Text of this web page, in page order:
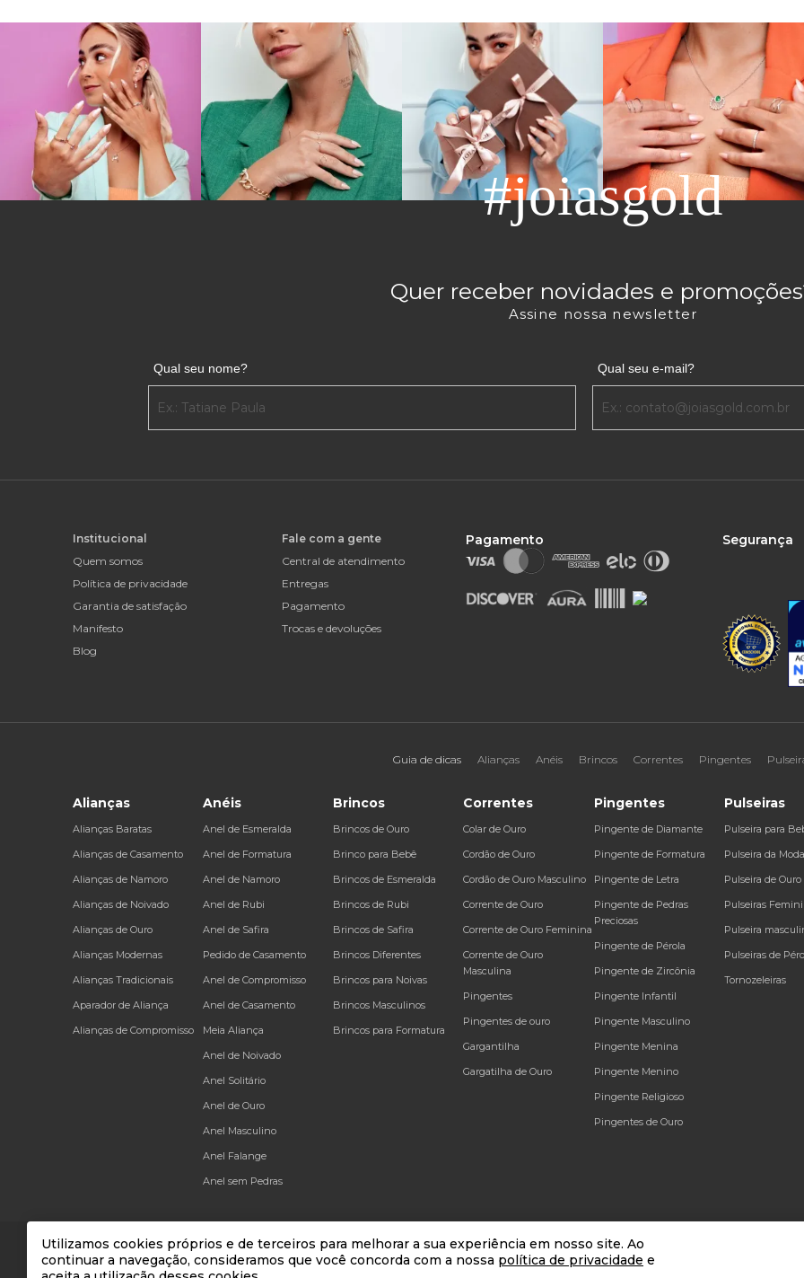
Utilizamos cookies próprios e de terceiros para melhorar a sua experiência em nosso site. Ao
continuar a navegação, consideramos que você concorda com a nossa política de privacidade e
#joiasgold
Quer receber novidades e
Assine nossa newsletter
Qual seu nome? Qual seu e-mail?
Institucional
Quem somos
Política de privacidade
Garantia de satisfação
Manifesto
Blog
Fale com a gente
Central de atendimento
Entregas
Pagamento
Trocas e devoluções
Pagamento Segurança
Guia de dicas Alianças Anéis Brincos Correntes Pingentes
Alianças
Alianças Baratas
Alianças de Casamento
Alianças de Namoro
Alianças de Noivado
Alianças de Ouro
Alianças Modernas
Alianças Tradicionais
Aparador de Aliança
Alianças de Compromisso
Anéis
Anel de Esmeralda
Anel de Formatura
Anel de Namoro
Anel de Rubi
Anel de Safira
Pedido de Casamento
Anel de Compromisso
Anel de Casamento
Meia Aliança
Anel de Noivado
Anel Solitário
Anel de Ouro
Anel Masculino
Anel Falange
Anel sem Pedras
Brincos
Brincos de Ouro
Brinco para Bebê
Brincos de Esmeralda
Brincos de Rubi
Brincos de Safira
Brincos Diferentes
Brincos para Noivas
Brincos Masculinos
Brincos para Formatura
Correntes
Colar de Ouro
Cordão de Ouro
Cordão de Ouro Masculino
Corrente de Ouro
Corrente de Ouro Feminina
Corrente de Ouro
Masculina
Pingentes
Pingentes de ouro
Gargantilha
Gargatilha de Ouro
Pingentes
Pingente de Diamante
Pingente de Formatura
Pingente de Letra
Pingente de Pedras
Preciosas
Pingente de Pérola
Pingente de Zircônia
Pingente Infantil
Pingente Masculino
Pingente Menina
Pingente Menino
Pingente Religioso
Pingentes de Ouro
Pulseiras
Pulseira para
Pulseira da Moda
Pulseira de Ouro
Pulseiras
Pulseira
Pulseiras de
Tornozeleiras
* Todos os preços e condições comerciais estão sujeitos a alteração, sem prévio aviso. | * Venda sujeitas à análise e confirmação de dados do